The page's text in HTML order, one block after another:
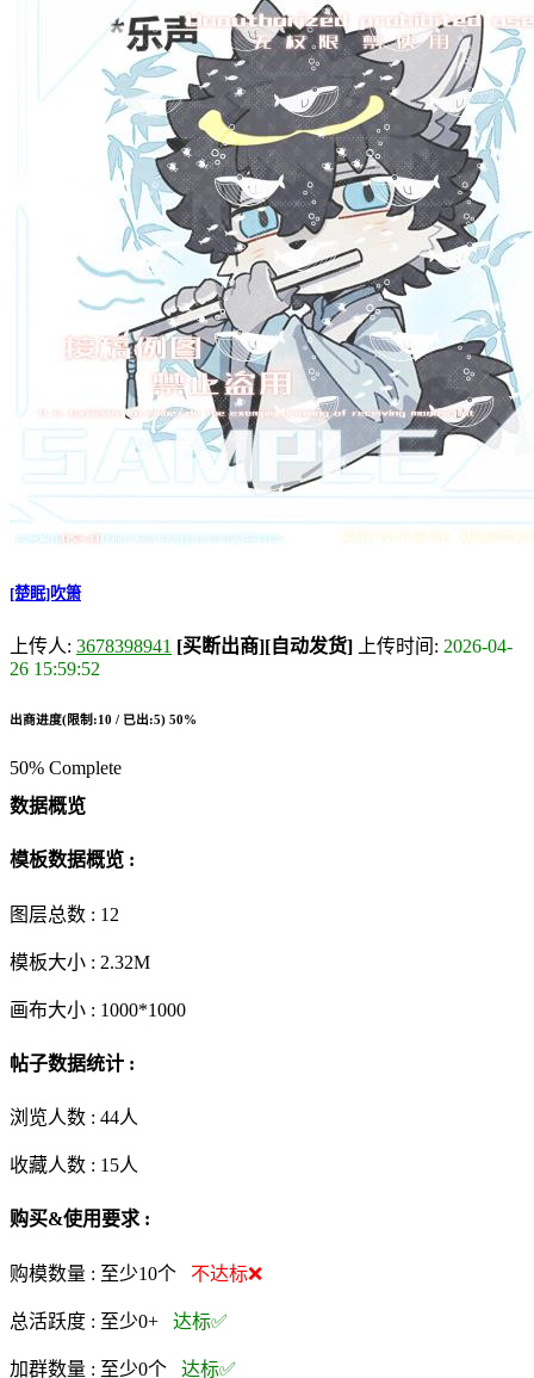
[楚眠]吹箫
上传人: 3678398941 [买断出商][自动发货] 上传时间: 2026-04-
26 15:59:52
出商进度(限制:10 / 已出:5) 50%
50% Complete
数据概览
模板数据概览 :
图层总数 : 12
模板大小 : 2.32M
画布大小 : 1000*1000
帖子数据统计 :
浏览人数 : 44人
收藏人数 : 15人
购买&使用要求 :
购模数量 : 至少10个 不达标❌
总活跃度 : 至少0+ 达标✅
加群数量 : 至少0个 达标✅